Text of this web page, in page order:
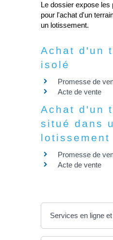
Le dossier expose les
pour l'achat d'un
un lotissement.
Achat d'un
isolé
Promesse de
Acte de vente
Achat d'un
situé dans
lotissement
Promesse de
Acte de vente
Services en ligne